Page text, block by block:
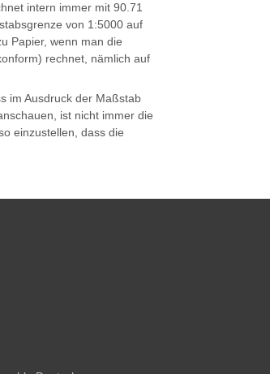
intern immer mit 90.71
von 1:5000 auf
Papier, wenn man die
rechnet, nämlich auf
im Ausdruck der Maßstab
ist nicht immer die
einzustellen, dass die